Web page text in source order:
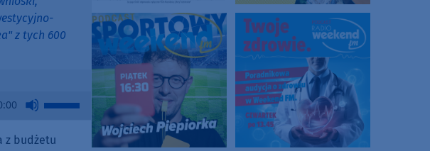
z tych 600
Use
Arrow
z budżetu